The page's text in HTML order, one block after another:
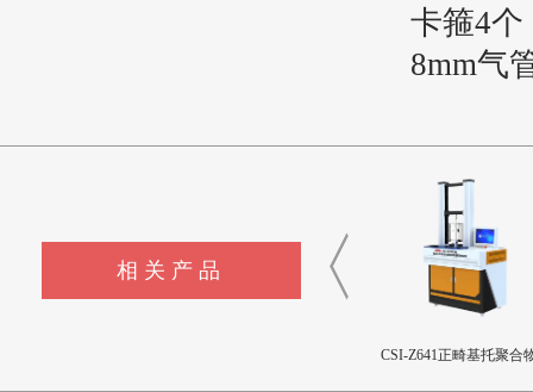
卡箍4个
8mm气
相关产品
CSI-Z641正畸基托聚合
测试仪